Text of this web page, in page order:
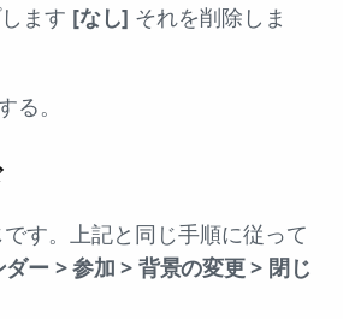
ます [なし] それを削除しま
る。
す。上記と同じ手順に従って
ダー > 参加 > 背景の変更 > 閉じ